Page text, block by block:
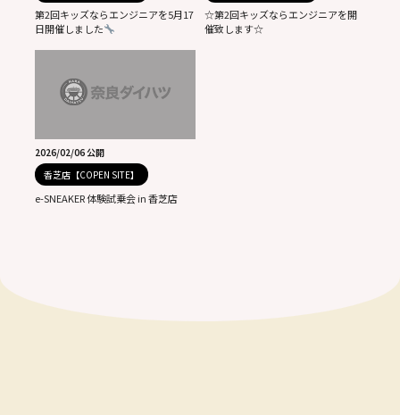
第2回キッズならエンジニアを5月17
日開催しました
☆第2回キッズならエンジニアを開
催致します☆
2026/02/06 公開
香芝店【COPEN SITE】
e-SNEAKER 体験試乗会 in 香芝店